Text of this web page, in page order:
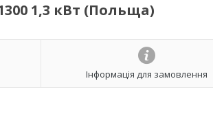
1,3 кВт (Польща)
Інформація для замовлення